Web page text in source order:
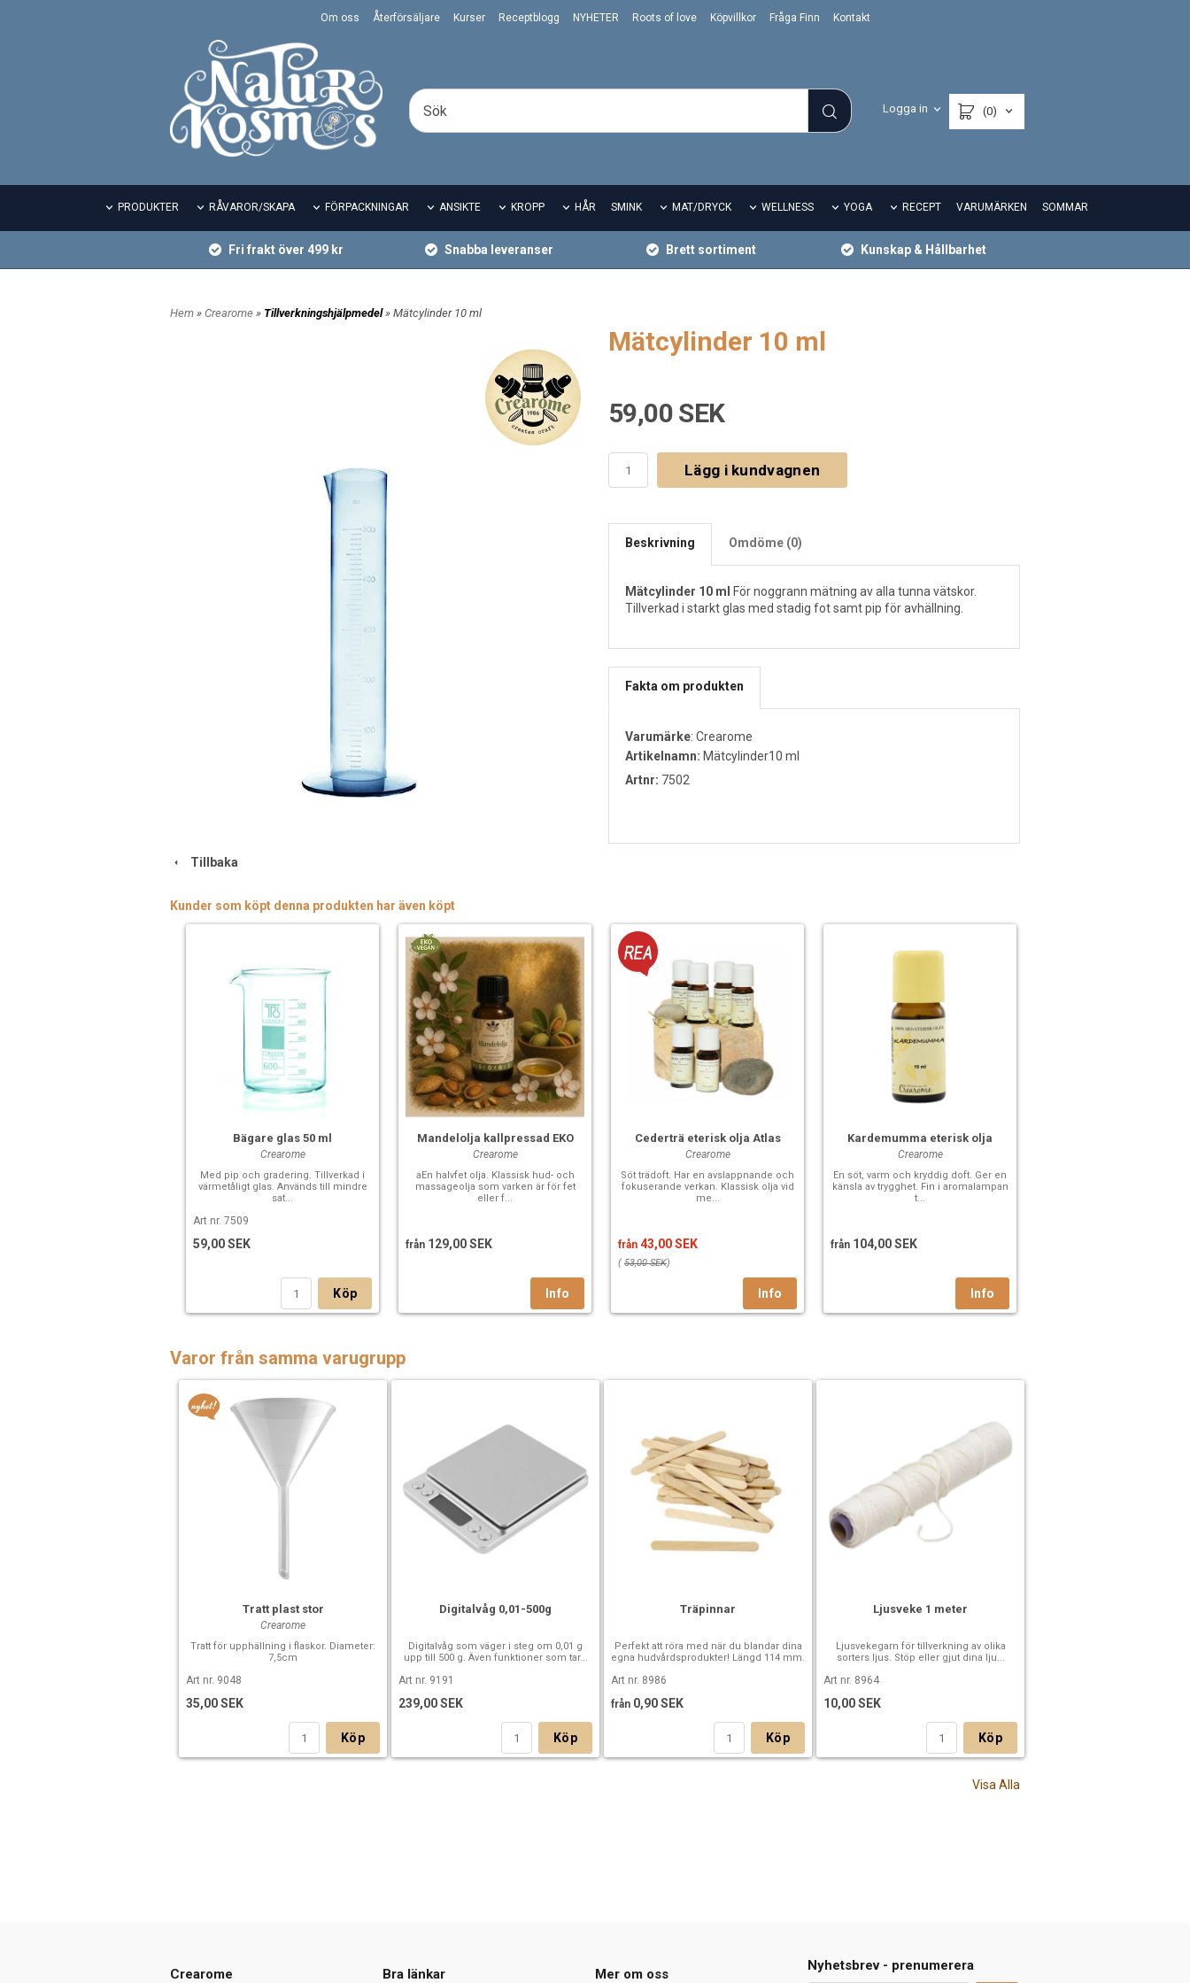
Om oss Återförsäljare Kurser Receptblogg NYHETER Roots of love Köpvillkor Fråga Finn Kontakt
Logga in (0)
PRODUKTER RÅVAROR/SKAPA FÖRPACKNINGAR ANSIKTE KROPP HÅR SMINK MAT/DRYCK WELLNESS YOGA RECEPT VARUMÄRKEN SOMMAR
Fri frakt över 499 kr Snabba leveranser Brett sortiment Kunskap & Hållbarhet
Hem » Crearome » Tillverkningshjälpmedel» Mätcylinder 10 ml
Mätcylinder 10 ml
59,00 SEK
Lägg i kundvagnen
Beskrivning Omdöme (0)
Mätcylinder 10 ml
För noggrann mätning av alla tunna vätskor.
Tillverkad i starkt glas med stadig fot samt pip för avhällning.
Fakta om produkten
Varumärke: Crearome
Artikelnamn: Mätcylinder10 ml
Artnr: 7502
Tillbaka
Kunder som köpt denna produkten har även köpt
Bägare glas 50 ml
Crearome
Med pip och gradering. Tillverkad i
värmetåligt glas. Används till mindre
sat...
Art nr. 7509
59,00 SEK
Köp
Mandelolja kallpressad EKO
Crearome
aEn halvfet olja. Klassisk hud- och
massageolja som varken är för fet
eller f...
från 129,00 SEK
Cederträ eterisk olja Atlas
Crearome
Söt trädoft. Har en avslappnande och
fokuserande verkan. Klassisk olja vid
me...
från 43,00 SEK
( 53,00 SEK)
Kardemumma eterisk olja
Crearome
En söt, varm och kryddig doft. Ger en
känsla av trygghet. Fin i aromalampan
t...
från 104,00 SEK
Varor från samma varugrupp
Tratt plast stor
Crearome
Tratt för upphällning i flaskor. Diameter:
7,5cm
Art nr. 9048
35,00 SEK
Köp
Digitalvåg 0,01-500g
Digitalvåg som väger i steg om 0,01 g
upp till 500 g. Även funktioner som tar...
Art nr. 9191
239,00 SEK
Köp
Träpinnar
Perfekt att röra med när du blandar dina
egna hudvårdsprodukter! Längd 114 mm.
Art nr. 8986
från 0,90 SEK
Köp
Ljusveke 1 meter
Ljusvekegarn för tillverkning av olika
sorters ljus. Stöp eller gjut dina lju...
Art nr. 8964
10,00 SEK
Köp
Visa Alla
Crearome Bra länkar Mer om oss
Nyhetsbrev - prenumerera